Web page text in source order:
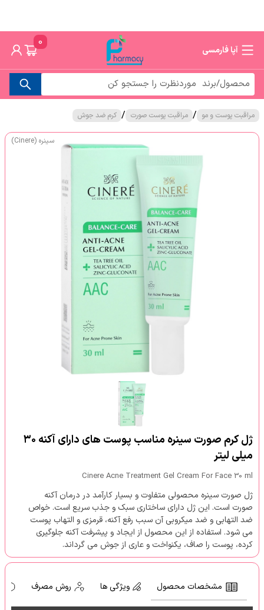
آپا فارمسی
0
مراقبت پوست و مو / مراقبت پوست صورت / کرم ضد جوش
سینره (Cinere)
ژل کرم صورت سینره مناسب پوست های دارای آکنه ۳۰
میلی لیتر
Cinere Acne Treatment Gel Cream For Face 30 ml
ژل صورت سینره محصولی متفاوت و بسیار کارآمد در درمان آکنه
صورت است. این ژل دارای ساختاری سبک و جذب سریع است. خواص
ضد التهابی و ضد میکروبی آن سبب رفع آکنه، قرمزی و التهاب پوست
می شود. استفاده از این محصول از ایجاد و پیشرفت آکنه جلوگیری
کرده، پوست را صاف، یکنواخت و عاری از جوش می گرداند.
مشخصات محصول ویژگی ها روش مصرف